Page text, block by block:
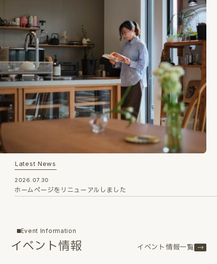
Latest News
2026.07.30
ホームページをリニューアルしました
Event Information
イベント情報 イベント情報一覧